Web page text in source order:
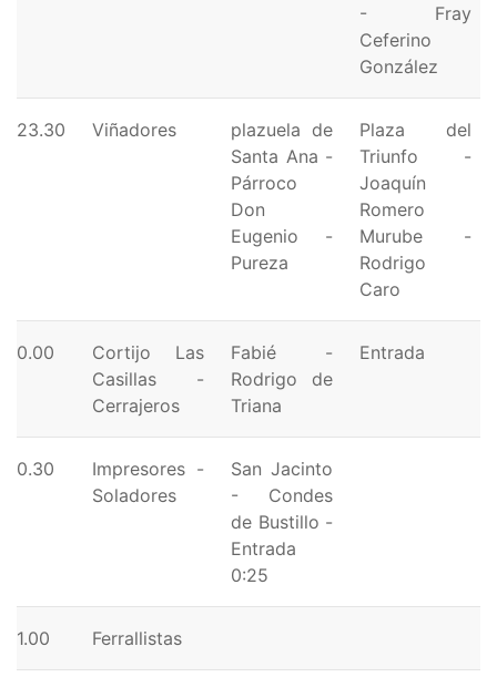
- Fray
Ceferino
González
23.30 Viñadores
plazuela de
Santa Ana -
Párroco
Don
Eugenio -
Pureza
Plaza del
Triunfo -
Joaquín
Romero
Murube -
Rodrigo
Caro
0.00
Cortijo Las
Casillas -
Cerrajeros
Fabié -
Rodrigo de
Triana
Entrada
0.30
Impresores -
Soladores
San Jacinto
- Condes
de Bustillo -
Entrada
0:25
1.00 Ferrallistas